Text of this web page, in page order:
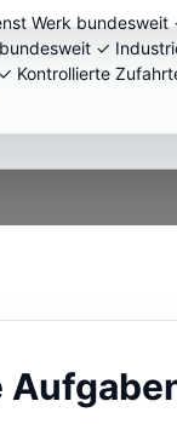
Werk bundesweit
✓
Kontrollierte